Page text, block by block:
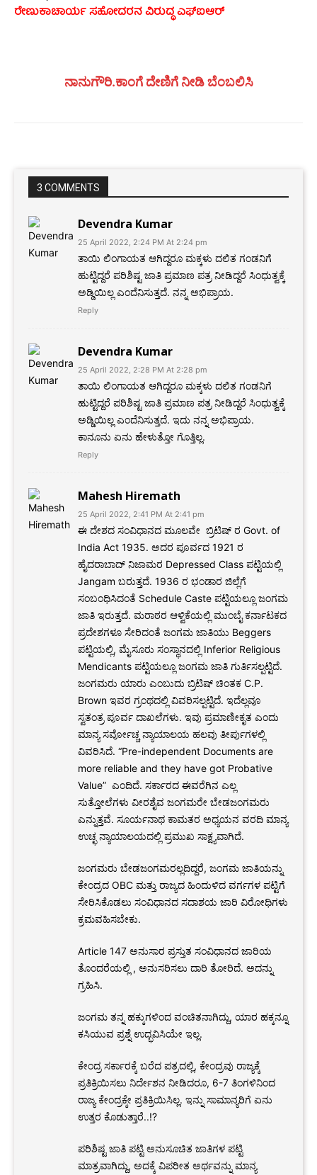
ರೇಣುಕಾಚಾರ್ಯ ಸಹೋದರನ ವಿರುದ್ಧ ಎಫ್‌ಐಆ‌‌ರ್‌
ನಾನುಗೌರಿ.ಕಾಂಗೆ ದೇಣಿಗೆ ನೀಡಿ ಬೆಂಬಲಿಸಿ
3 COMMENTS
Devendra Kumar
25 April 2022, 2:24 PM At 2:24 pm
ತಾಯಿ ಲಿಂಗಾಯತ ಆಗಿದ್ದರೂ ಮಕ್ಕಳು ದಲಿತ ಗಂಡನಿಗೆ
ಹುಟ್ಟಿದ್ದರೆ ಪರಿಶಿಷ್ಟ ಜಾತಿ ಪ್ರಮಾಣ ಪತ್ರ ನೀಡಿದ್ದರೆ ಸಿಂಧುತ್ವಕ್ಕೆ
ಅಡ್ಡಿಯಿಲ್ಲ ಎಂದೆನಿಸುತ್ತದೆ. ನನ್ನ ಅಭಿಪ್ರಾಯ.
Reply
Devendra Kumar
25 April 2022, 2:28 PM At 2:28 pm
ತಾಯಿ ಲಿಂಗಾಯತ ಆಗಿದ್ದರೂ ಮಕ್ಕಳು ದಲಿತ ಗಂಡನಿಗೆ
ಹುಟ್ಟಿದ್ದರೆ ಪರಿಶಿಷ್ಟ ಜಾತಿ ಪ್ರಮಾಣ ಪತ್ರ ನೀಡಿದ್ದರೆ ಸಿಂಧುತ್ವಕ್ಕೆ
ಅಡ್ಡಿಯಿಲ್ಲ ಎಂದೆನಿಸುತ್ತದೆ. ಇದು ನನ್ನ ಅಭಿಪ್ರಾಯ.
ಕಾನೂನು ಏನು ಹೇಳುತ್ತೋ ಗೊತ್ತಿಲ್ಲ.
Reply
Mahesh Hiremath
25 April 2022, 2:41 PM At 2:41 pm
ಈ ದೇಶದ ಸಂವಿಧಾನದ ಮೂಲವೇ ಬ್ರಿಟಿಷ್ ರ Govt. of
India Act 1935. ಅದರ ಪೂರ್ವದ 1921 ರ
ಹೈದರಾಬಾದ್ ನಿಜಾಮರ Depressed Class ಪಟ್ಟಿಯಲ್ಲಿ
Jangam ಬರುತ್ತದೆ. 1936 ರ ಭಂಡಾರ ಜಿಲ್ಲೆಗೆ
ಸಂಬಂಧಿಸಿದಂತೆ Schedule Caste ಪಟ್ಟಿಯಲ್ಲೂ ಜಂಗಮ
ಜಾತಿ ಇರುತ್ತದೆ. ಮರಾಠರ ಆಳ್ವಿಕೆಯಲ್ಲಿ ಮುಂಬೈ ಕರ್ನಾಟಕದ
ಪ್ರದೇಶಗಳೂ ಸೇರಿದಂತೆ ಜಂಗಮ ಜಾತಿಯು Beggers
ಪಟ್ಟಿಯಲ್ಲಿ, ಮೈಸೂರು ಸಂಸ್ಥಾನದಲ್ಲಿ Inferior Religious
Mendicants ಪಟ್ಟಿಯಲ್ಲೂ ಜಂಗಮ ಜಾತಿ ಗುರ್ತಿಸಲ್ಪಟ್ಟಿದೆ.
ಜಂಗಮರು ಯಾರು ಎಂಬುದು ಬ್ರಿಟಿಷ್ ಚಿಂತಕ C.P.
Brown ಇವರ ಗ್ರಂಥದಲ್ಲಿ ವಿವರಿಸಲ್ಪಟ್ಟಿದೆ. ಇದೆಲ್ಲವೂ
ಸ್ವತಂತ್ರ ಪೂರ್ವ ದಾಖಲೆಗಳು. ಇವು ಪ್ರಮಾಣೀಕೃತ ಎಂದು
ಮಾನ್ಯ ಸರ್ವೋಚ್ಚ ನ್ಯಾಯಾಲಯ ಹಲವು ತೀರ್ಪುಗಳಲ್ಲಿ
ವಿವರಿಸಿದೆ. “Pre-independent Documents are
more reliable and they have got Probative
Value” ಎಂದಿದೆ. ಸರ್ಕಾರದ ಈವರೆಗಿನ ಎಲ್ಲ
ಸುತ್ತೋಲೆಗಳು ವೀರಶೈವ ಜಂಗಮರೇ ಬೇಡಜಂಗಮರು
ಎನ್ನುತ್ತವೆ. ಸೂರ್ಯನಾಥ ಕಾಮತರ ಅಧ್ಯಯನ ವರದಿ ಮಾನ್ಯ
ಉಚ್ಛ ನ್ಯಾಯಾಲಯದಲ್ಲಿ ಪ್ರಮುಖ ಸಾಕ್ಷ್ಯವಾಗಿದೆ.
ಜಂಗಮರು ಬೇಡಜಂಗಮರಲ್ಲದಿದ್ದರೆ, ಜಂಗಮ ಜಾತಿಯನ್ನು
ಕೇಂದ್ರದ OBC ಮತ್ತು ರಾಜ್ಯದ ಹಿಂದುಳಿದ ವರ್ಗಗಳ ಪಟ್ಟಿಗೆ
ಸೇರಿಸಿಕೊಡಲು ಸಂವಿಧಾನದ ಸದಾಶಯ ಜಾರಿ ವಿರೋಧಿಗಳು
ಕ್ರಮವಹಿಸಬೇಕು.
Article 147 ಅನುಸಾರ ಪ್ರಸ್ತುತ ಸಂವಿಧಾನದ ಜಾರಿಯ
ತೊಂದರೆಯಲ್ಲಿ , ಅನುಸರಿಸಲು ದಾರಿ ತೋರಿದೆ. ಅದನ್ನು
ಗ್ರಹಿಸಿ.
ಜಂಗಮ ತನ್ನ ಹಕ್ಕುಗಳಿಂದ ವಂಚಿತನಾಗಿದ್ದು, ಯಾರ ಹಕ್ಕನ್ನೂ
ಕಸಿಯುವ ಪ್ರಶ್ನೆ ಉದ್ಭವಿಸಿಯೇ ಇಲ್ಲ.
ಕೇಂದ್ರ ಸರ್ಕಾರಕ್ಕೆ ಬರೆದ ಪತ್ರದಲ್ಲಿ, ಕೇಂದ್ರವು ರಾಜ್ಯಕ್ಕೆ
ಪ್ರತಿಕ್ರಿಯಿಸಲು ನಿರ್ದೇಶನ ನೀಡಿದರೂ, 6-7 ತಿಂಗಳಿನಿಂದ
ರಾಜ್ಯ ಕೇಂದ್ರಕ್ಕೇ ಪ್ರತಿಕ್ರಿಯಿಸಿಲ್ಲ. ಇನ್ನು ಸಾಮಾನ್ಯರಿಗೆ ಏನು
ಉತ್ತರ ಕೊಡುತ್ತಾರೆ..!?
ಪರಿಶಿಷ್ಟ ಜಾತಿ ಪಟ್ಟಿ ಅನುಸೂಚಿತ ಜಾತಿಗಳ ಪಟ್ಟಿ
ಮಾತ್ರವಾಗಿದ್ದು, ಅದಕ್ಕೆ ವಿಪರೀತ ಅರ್ಥವನ್ನು ಮಾನ್ಯ